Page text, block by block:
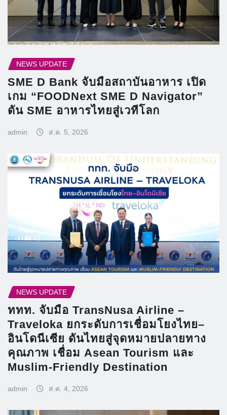
NEWS UPDATE
SME D Bank จับมือสถาบันอาหาร เปิด
เกม “FOODNext SME D Navigator”
ดัน SME อาหารไทยสู่เวทีโลก
admin ส.ค. 5, 2026
NEWS UPDATE
ททท. จับมือ TransNusa Airline –
Traveloka ยกระดับการเชื่อมโยงไทย–
อินโดนีเซีย ดันไทยสู่จุดหมายปลายทาง
คุณภาพ เชื่อม Asean Tourism และ
Muslim-Friendly Destination
admin ส.ค. 4, 2026